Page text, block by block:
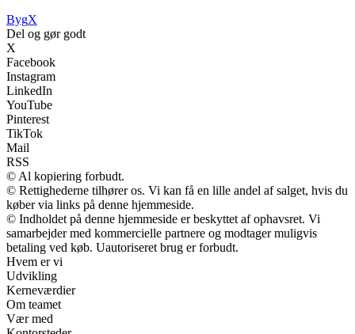
BygX
Del og gør godt
X
Facebook
Instagram
LinkedIn
YouTube
Pinterest
TikTok
Mail
RSS
© Al kopiering forbudt.
© Rettighederne tilhører os. Vi kan få en lille andel af salget, hvis du
køber via links på denne hjemmeside.
© Indholdet på denne hjemmeside er beskyttet af ophavsret. Vi
samarbejder med kommercielle partnere og modtager muligvis
betaling ved køb. Uautoriseret brug er forbudt.
Hvem er vi
Udvikling
Kerneværdier
Om teamet
Vær med